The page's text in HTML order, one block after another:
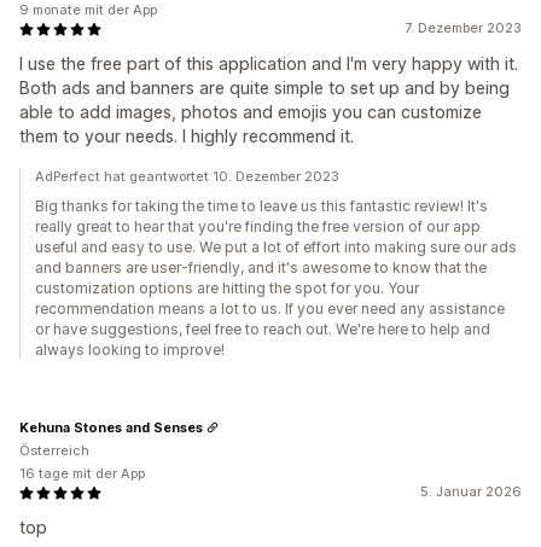
7. Dezember 2023
I use the free part of this application and I'm very happy with it.
Both ads and banners are quite simple to set up and by being
able to add images, photos and emojis you can customize
them to your needs. I highly recommend it.
9 monate mit der App
AdPerfect hat geantwortet 10. Dezember 2023
Big thanks for taking the time to leave us this fantastic review! It's
really great to hear that you're finding the free version of our app
useful and easy to use. We put a lot of effort into making sure our ads
and banners are user-friendly, and it's awesome to know that the
customization options are hitting the spot for you. Your
recommendation means a lot to us. If you ever need any assistance
or have suggestions, feel free to reach out. We're here to help and
always looking to improve!
5. Januar 2026
top
Kehuna Stones and Senses
Österreich
16 tage mit der App